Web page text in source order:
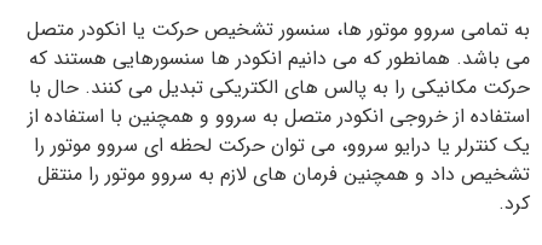
به تمامی سروو موتور ها، سنسور تشخیص حرکت یا انکودر متصل
می باشد. همانطور که می دانیم انکودر ها سنسورهایی هستند که
حرکت مکانیکی را به پالس های الکتریکی تبدیل می کنند. حال با
استفاده از خروجی انکودر متصل به سروو و همچنین با استفاده از
یک کنترلر یا درایو سروو، می توان حرکت لحظه ای سروو موتور را
تشخیص داد و همچنین فرمان های لازم به سروو موتور را منتقل
کرد.